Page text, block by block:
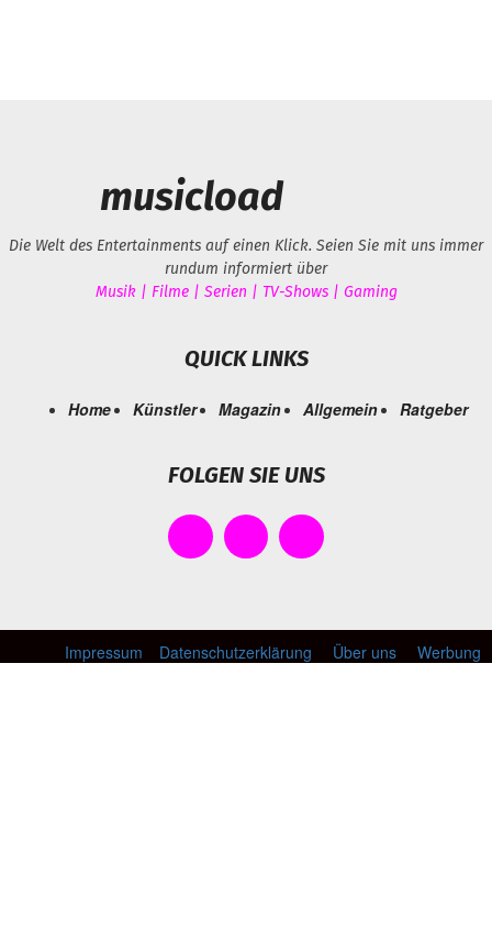
musicload
Die Welt des Entertainments auf einen Klick. Seien Sie mit uns immer
rundum informiert über
Musik | Filme | Serien | TV-Shows | Gaming
QUICK LINKS
Home Künstler Magazin Allgemein Ratgeber
FOLGEN SIE UNS
Impressum Datenschutzerklärung Über uns Werbung